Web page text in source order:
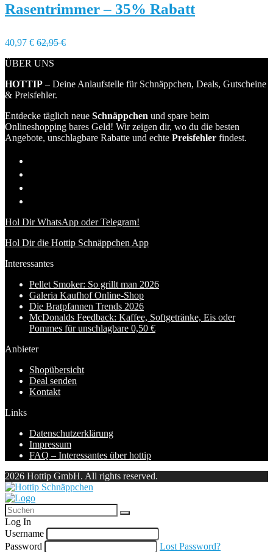
Rasentrimmer – 35% Rabatt
40,97 € 62,95 €
ÜBER UNS
HOTTIP – Deine Anlaufstelle für Schnäppchen, Deals, Gutscheine
& Preisfehler.
Entdecke täglich neue Schnäppchen und spare beim
Onlineshopping bares Geld! Wir zeigen dir, wo du die besten
Angebote, unschlagbare Rabatte und echte Preisfehler findest.
Hol Dir WhatsApp oder Telegram!
Hol Dir die Hottip Schnäppchen App
Interessantes
Pellet Smoker: So grillt man 2026
Galeria Kaufhof Online-Shop
Die Bratpfannen Trends 2026
McDonalds Feedback: Kaffee, Softgetränke, Eis oder
Pommes für unschlagbare 0,50 €
Anbieter
Shopübersicht
Deal senden
Kontakt
Links
Datenschutzerklärung
Impressum
FAQ – Interessantes über hottip
2026 Hottip GmbH. All rights reserved.
Log In
Username
Password
Lost Password?